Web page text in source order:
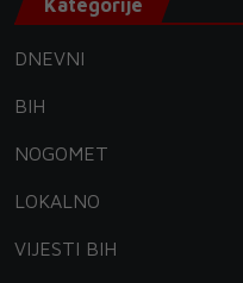
Kategorije
DNEVNI
BIH
NOGOMET
LOKALNO
VIJESTI BIH